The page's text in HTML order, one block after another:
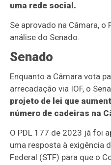
uma rede social.
Se aprovado na Câmara,
análise do Senado.
Senado
Enquanto a Câmara vota
arrecadação via IOF, o
projeto de lei que
número de cadeiras na
O PDL 177 de 2023 já foi
uma resposta à exigência
Federal (STF) para que o